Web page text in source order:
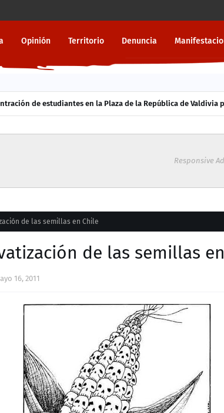
Opinión Territorio Denuncia
de estudiantes en la Plaza de la República de
Responsive
de las semillas en Chile
de las semillas
16, 2011